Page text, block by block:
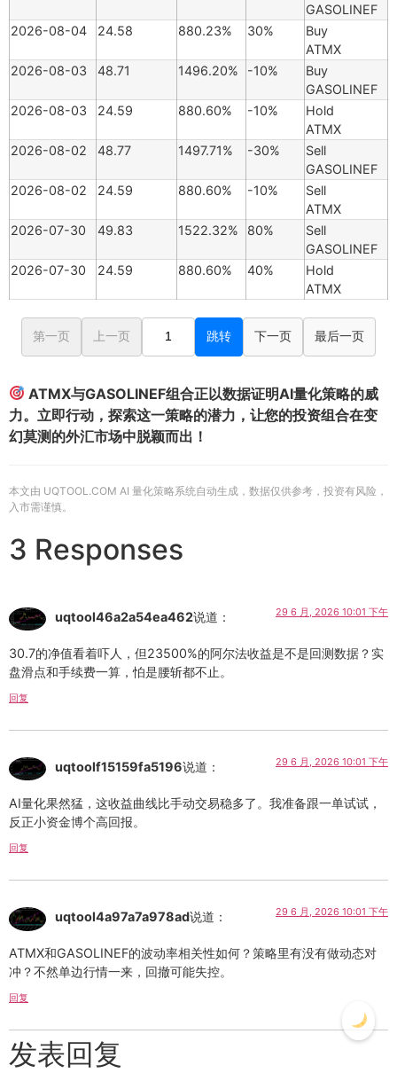
GASOLINEF
2026-08-04
24.58 880.23% 30%
Buy
ATMX
2026-08-03
48.71 1496.20% -10%
Buy
GASOLINEF
2026-08-03
24.59 880.60% -10%
Hold
ATMX
2026-08-02
48.77 1497.71% -30%
Sell
GASOLINEF
2026-08-02
24.59 880.60% -10%
Sell
ATMX
2026-07-30
49.83 1522.32% 80%
Sell
GASOLINEF
2026-07-30
24.59 880.60% 40%
Hold
ATMX
第一页 上一页 跳转 下一页 最后一页
ATMX与GASOLINEF组合正以数据证明AI量化策略的威
力。立即行动，探索这一策略的潜力，让您的投资组合在变
幻莫测的外汇市场中脱颖而出！
本文由 UQTOOL.COM AI 量化策略系统自动生成，数据仅供参考，投资有风险，
入市需谨慎。
3 Responses
uqtool46a2a54ea462说道： 29 6 月, 2026 10:01 下午
30.7的净值看着吓人，但23500%的阿尔法收益是不是回测数据？实
盘滑点和手续费一算，怕是腰斩都不止。
回复
uqtoolf15159fa5196说道： 29 6 月, 2026 10:01 下午
AI量化果然猛，这收益曲线比手动交易稳多了。我准备跟一单试试，
反正小资金博个高回报。
回复
uqtool4a97a7a978ad说道： 29 6 月, 2026 10:01 下午
ATMX和GASOLINEF的波动率相关性如何？策略里有没有做动态对
冲？不然单边行情一来，回撤可能失控。
回复
发表回复